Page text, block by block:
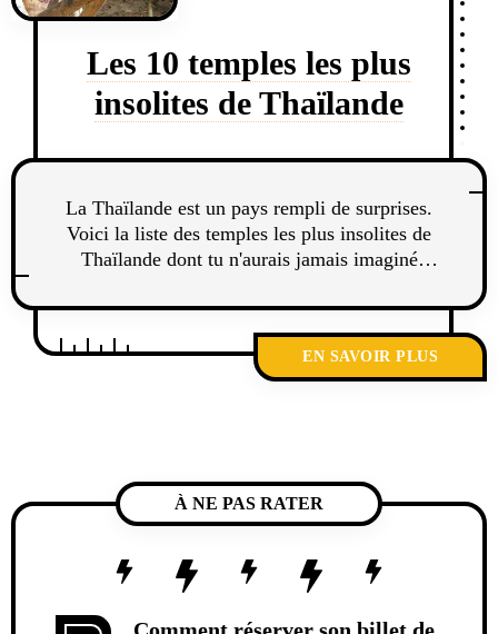
Les 10 temples les plus
insolites de Thaïlande
La Thaïlande est un pays rempli de surprises.
Voici la liste des temples les plus insolites de
Thaïlande dont tu n'aurais jamais imaginé
EN SAVOIR PLUS
À NE PAS RATER